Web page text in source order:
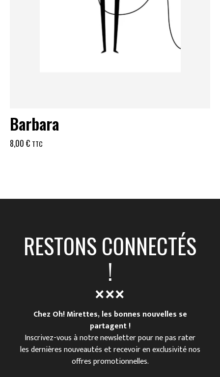
Barbara
8,00 € TTC
RESTONS CONNECTÉS
!
Chez Oh! Mirettes, les bonnes nouvelles se
partagent !
Inscrivez-vous à notre newsletter pour ne pas rater
les dernières nouveautés et recevoir en exclusivité nos
offres promotionnelles.